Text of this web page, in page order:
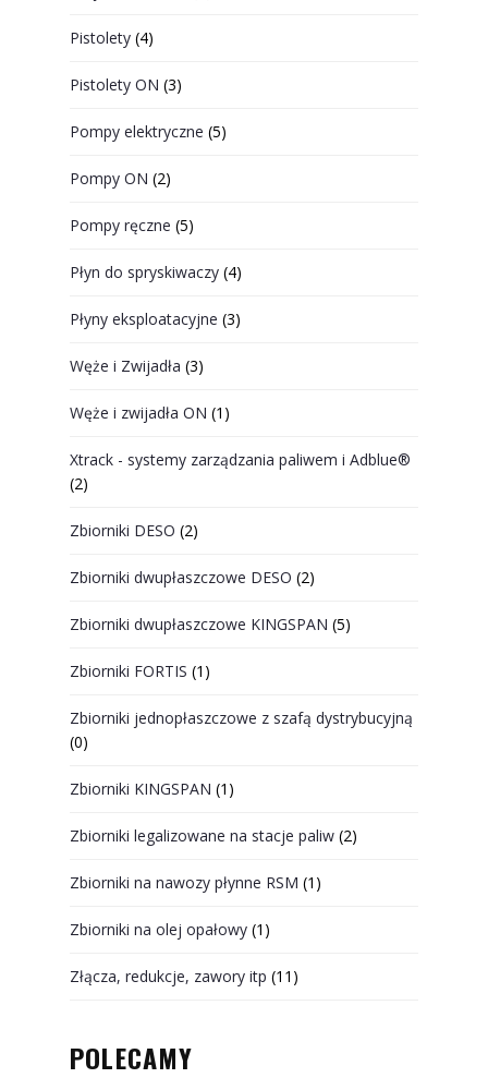
Pistolety (4)
Pistolety ON (3)
Pompy elektryczne (5)
Pompy ON (2)
Pompy ręczne (5)
Płyn do spryskiwaczy (4)
Płyny eksploatacyjne (3)
Węże i Zwijadła (3)
Węże i zwijadła ON (1)
Xtrack - systemy zarządzania paliwem i Adblue®
(2)
Zbiorniki DESO (2)
Zbiorniki dwupłaszczowe DESO (2)
Zbiorniki dwupłaszczowe KINGSPAN (5)
Zbiorniki FORTIS (1)
Zbiorniki jednopłaszczowe z szafą dystrybucyjną
(0)
Zbiorniki KINGSPAN (1)
Zbiorniki legalizowane na stacje paliw (2)
Zbiorniki na nawozy płynne RSM (1)
Zbiorniki na olej opałowy (1)
Złącza, redukcje, zawory itp (11)
POLECAMY